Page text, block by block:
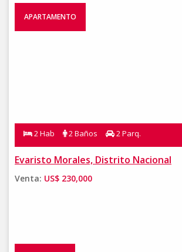
APARTAMENTO
2 Hab 2 Baños 2 Parq.
Evaristo Morales, Distrito Nacional
Venta: US$ 230,000